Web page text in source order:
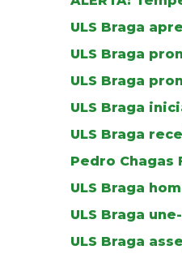
ULS Braga
ULS Braga
ULS Braga
ULS Braga
ULS Braga
Pedro Chagas
ULS Braga
ULS Braga
ULS Braga